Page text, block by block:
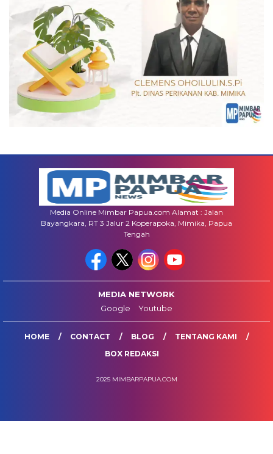
Media Online Mimbar Papua.com Alamat : Jalan
Bayangkara, RT 3 Jalur 2 Koperapoka, Mimika, Papua
Tengah
MEDIA NETWORK
Google
Youtube
HOME CONTACT BLOG
TENTANG KAMI
BOX REDAKSI
2025 MIMBARPAPUA.COM